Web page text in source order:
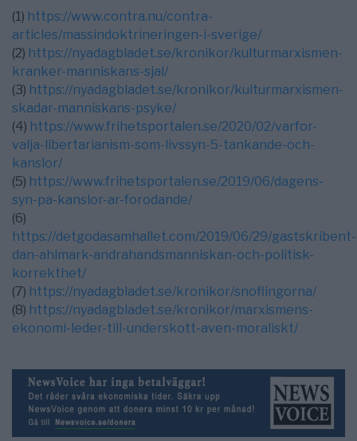
(1) https://www.contra.nu/contra-
articles/massindoktrineringen-i-sverige/
(2) https://nyadagbladet.se/kronikor/kulturmarxismen-
kranker-manniskans-sjal/
(3) https://nyadagbladet.se/kronikor/kulturmarxismen-
skadar-manniskans-psyke/
(4) https://www.frihetsportalen.se/2020/02/varfor-
valja-libertarianism-som-livssyn-5-tankande-och-
kanslor/
(5) https://www.frihetsportalen.se/2019/06/dagens-
syn-pa-kanslor-ar-forodande/
(6)
https://detgodasamhallet.com/2019/06/29/gastskribent-
dan-ahlmark-andrahandsmanniskan-och-politisk-
korrekthet/
(7) https://nyadagbladet.se/kronikor/snoflingorna/
(8) https://nyadagbladet.se/kronikor/marxismens-
ekonomi-leder-till-underskott-aven-moraliskt/